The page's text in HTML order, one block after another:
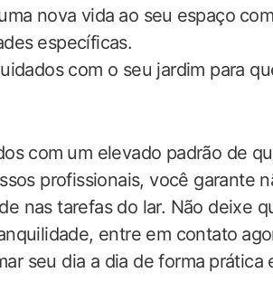
nova vida ⁢ao seu⁢ espaço
⁢específicas.
com o seu jardim para
com ⁢um elevado padrão ​de
profissionais, você garante
nas​ tarefas do lar. Não deixe
entre em contato⁣
seu dia a ​dia de forma⁤ prática